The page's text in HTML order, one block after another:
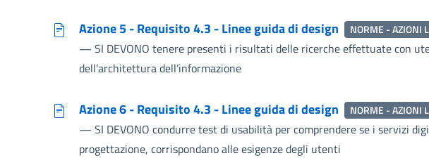
Azione 5 - Requisito 4.3 - Linee guida di design NORME - AZIONI
— SI DEVONO tenere presenti i risultati delle ricerche effettuate con
dell’architettura dell’informazione
Azione 6 - Requisito 4.3 - Linee guida di design NORME - AZIONI
— SI DEVONO condurre test di usabilità per comprendere se i servizi
progettazione, corrispondano alle esigenze degli utenti